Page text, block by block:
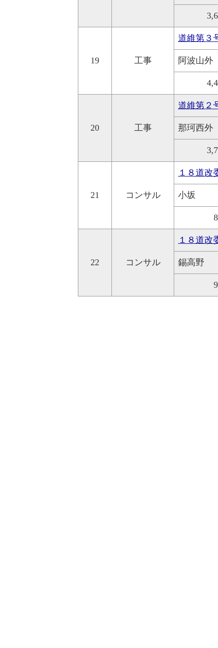
19 工事
道維第３
阿波山外
20 工事
道維第２
那珂西外
21 コンサル
１８道
小坂
22 コンサル
１８道改
錫高野